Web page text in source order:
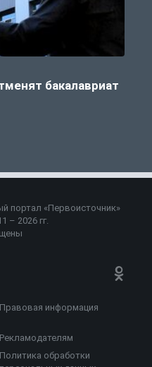
бакалавриат
портал «Первоисточник»
– 2026 гг.
Правовая информация
Рекламодателям
Политика обработки